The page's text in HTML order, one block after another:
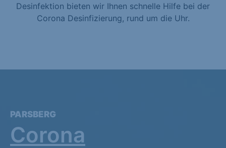
Desinfektion bieten wir Ihnen schnelle Hilfe bei der
Corona Desinfizierung, rund um die Uhr.
PARSBERG
Corona